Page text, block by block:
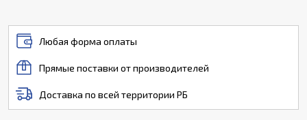
Любая форма оплаты
Прямые поставки от производителей
Доставка по всей территории РБ